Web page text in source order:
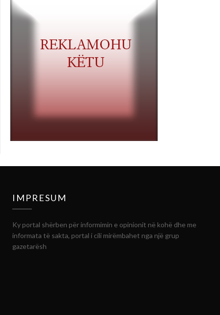
IMPRESUM
Ky portal shërben për informimin e opinionit në kohë dhe me
informata të sakta, portal i cili mirëmbahet nga një grup
gazetarësh